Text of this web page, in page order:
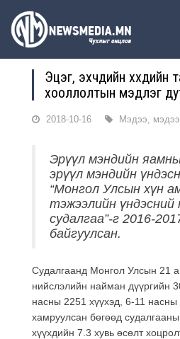
Эцэг, эхчүүдийн хүүхдийн
хооллолтын мэдлэг
2018-10-16 Мэдээ,
Эрүүл мэндийн
эрүүл мэндийн
“Монгол Улсын хүн
тэжээлийн үндэсний
судалгаа”-г 2016-
байгуулсан.
Судалгаанд Монгол Улсын 21
нийслэлийн найман дүүргийн
насны 2251 хүүхэд, 6-11 насны
хамруулсан бөгөөд
хүүхдийн 7.3 хувь өсөлт